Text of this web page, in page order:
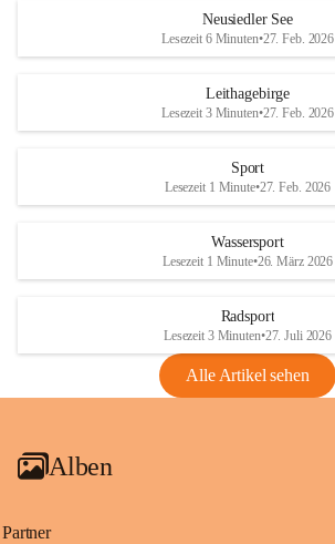
S
und den daraus folgenden wirtschaftlichen
Maßnahmen zur Bekämpfung
Rebe und der Amerikanischen
Anhang VBl. EU Nr. 18
1 Seite•1,4 MB
VBl. EU Nr. 18_2026
r
S
Neusiedler See
Lesezeit 6 Minuten•27. Feb. 2026
Leithagebirge
Lesezeit 3 Minuten•27. Feb. 2026
Sport
Lesezeit 1 Minute•27. Feb. 2026
Wassersport
Lesezeit 1 Minute•26. März 2026
Radsport
Lesezeit 3 Minuten•27. Juli 2026
Alle Artikel sehen
Alben
Partner